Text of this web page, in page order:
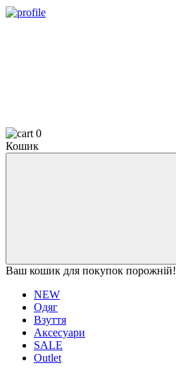
0
Кошик
Ваш кошик для покупок порожній!
NEW
Одяг
Взуття
Аксесуари
SALE
Outlet